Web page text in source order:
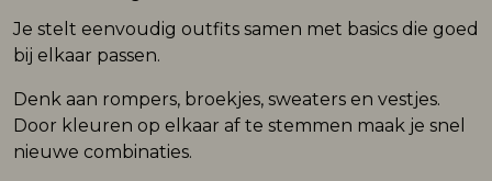
Je stelt eenvoudig outfits samen met basics die goed
bij elkaar passen.
Denk aan rompers, broekjes, sweaters en vestjes.
Door kleuren op elkaar af te stemmen maak je snel
nieuwe combinaties.